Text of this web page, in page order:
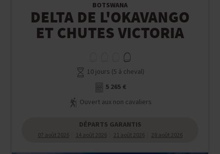
BOTSWANA
DELTA DE L'OKAVANGO
ET CHUTES VICTORIA
10 jours (5 à cheval)
5 265 €
Ouvert aux non cavaliers
DÉPARTS GARANTIS
07 août 2026 14 août 2026 21 août 2026 28 août 2026